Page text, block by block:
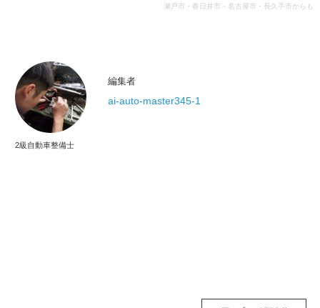
瀬戸市・春日井市・名古屋市・長久手市からも
編集者
ai-auto-master345-1
2級自動車整備士